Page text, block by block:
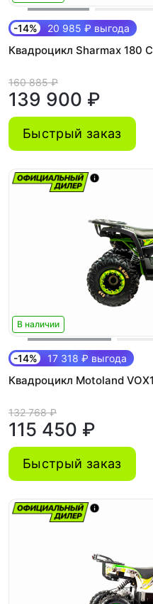
-14% 20 985 ₽ выгода
Квадроцикл Sharmax 180
160 885 ₽
139 900 ₽
Быстрый заказ
В наличии
-14% 17 318 ₽ выгода
Квадроцикл Motoland
132 768 ₽
115 450 ₽
Быстрый заказ